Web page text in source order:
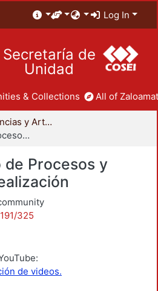
Log In
Secretaría de
Unidad
& Collections All of
División de Ciencias y Artes para el Diseño
Departamento de Procesos y Técnicas de Realización
Procesos y
325
de videos.